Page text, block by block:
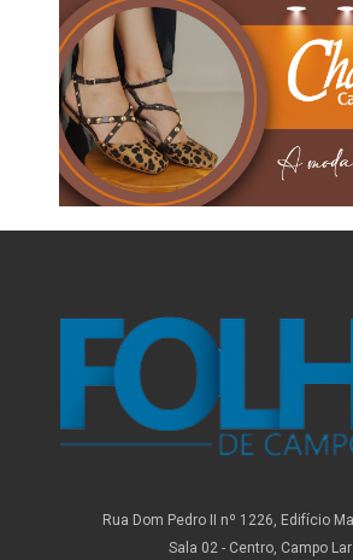
Rua Dom Pedro II nº 1226, Edifício
Sala 02 - Centro, Campo